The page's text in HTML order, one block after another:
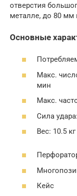
отверстия
металле, до 80 мм
Основные
Макс.
мин
Макс.
Сила
Вес: 10.5 кг
Кейс